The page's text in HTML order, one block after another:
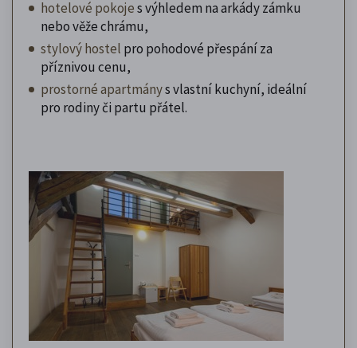
hotelové pokojes výhledem na arkády zámku
nebo věže chrámu,
stylový hostel pro pohodové přespání za
příznivou cenu,
prostorné apartmánys vlastní kuchyní, ideální
pro rodiny či partu přátel.